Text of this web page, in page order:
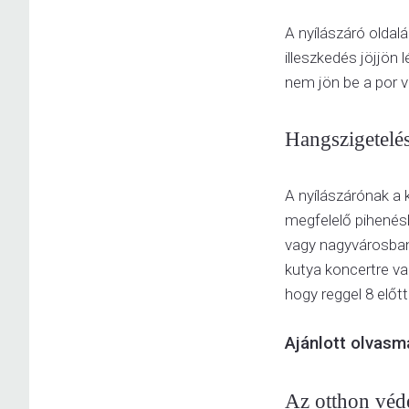
A nyílászáró
illeszkedés jöjjön
nem jön be a por
A nyílászárónak a
megfelelő
vagy
kutya koncertre
hogy reggel 8
Ajánlott
Az otthon